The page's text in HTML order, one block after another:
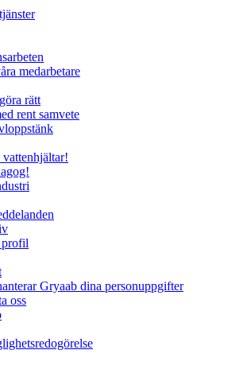
medarbetare
rätt
rent samvete
Gryaab dina personuppgifter
oss